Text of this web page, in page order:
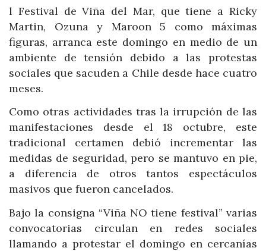
l Festival de Viña del Mar, que tiene a Ricky
Martin, Ozuna y Maroon 5 como máximas
figuras, arranca este domingo en medio de un
ambiente de tensión debido a las protestas
sociales que sacuden a Chile desde hace cuatro
meses.
Como otras actividades tras la irrupción de las
manifestaciones desde el 18 octubre, este
tradicional certamen debió incrementar las
medidas de seguridad, pero se mantuvo en pie,
a diferencia de otros tantos espectáculos
masivos que fueron cancelados.
Bajo la consigna “Viña NO tiene festival” varias
convocatorias circulan en redes sociales
llamando a protestar el domingo en cercanías